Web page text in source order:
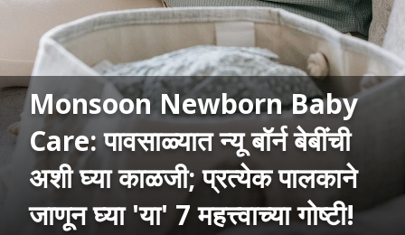
Monsoon Newborn Baby
Care: पावसाळ्यात न्यू बॉर्न बेबींची
अशी घ्या काळजी; प्रत्येक पालकाने
जाणून घ्या 'या' 7 महत्त्वाच्या गोष्टी!